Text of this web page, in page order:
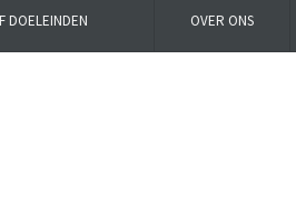
DOELEINDEN OVER ONS